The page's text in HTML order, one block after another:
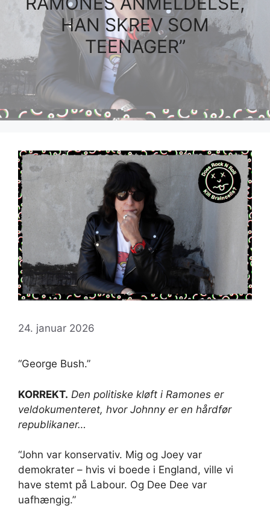
HAN SKREV SOM
TEENAGER”
24. januar 2026
“George Bush.”
KORREKT. Den politiske kløft i Ramones er
veldokumenteret, hvor Johnny er en hårdfør
republikaner…
“John var konservativ. Mig og Joey var
demokrater – hvis vi boede i England, ville vi
have stemt på Labour. Og Dee Dee var
uafhængig.”